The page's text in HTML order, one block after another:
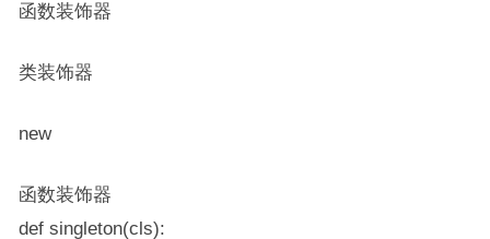
函数装饰器
类装饰器
new
函数装饰器
def singleton(cls):